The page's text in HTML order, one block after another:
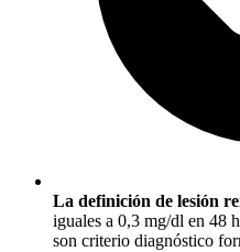
La definición de lesión
iguales a 0,3 mg/dl en 48
son criterio diagnóstico